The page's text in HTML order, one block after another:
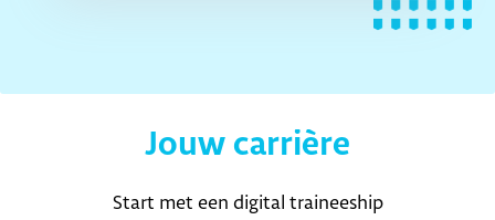
Jouw carrière
Start met een digital traineeship